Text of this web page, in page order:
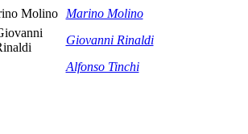
Marino Molino
Giovanni Rinaldi
Alfonso Tinchi